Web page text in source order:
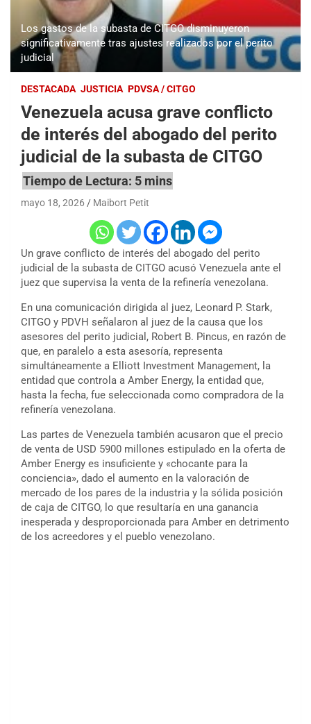
Los gastos de la subasta de CITGO disminuyeron
significativamente tras ajustes realizados por el perito
judicial
DESTACADA JUSTICIA PDVSA / CITGO
Venezuela acusa grave conflicto
de interés del abogado del perito
judicial de la subasta de CITGO
mayo 18, 2026 Maibort Petit
Un grave conflicto de interés del abogado del perito
judicial de la subasta de CITGO acusó Venezuela ante el
juez que supervisa la venta de la refinería venezolana.
En una comunicación dirigida al juez, Leonard P. Stark,
CITGO y PDVH señalaron al juez de la causa que los
asesores del perito judicial, Robert B. Pincus, en razón de
que, en paralelo a esta asesoría, representa
simultáneamente a Elliott Investment Management, la
entidad que controla a Amber Energy, la entidad que,
hasta la fecha, fue seleccionada como compradora de la
refinería venezolana.
Las partes de Venezuela también acusaron que el precio
de venta de USD 5900 millones estipulado en la oferta de
Amber Energy es insuficiente y «chocante para la
conciencia», dado el aumento en la valoración de
mercado de los pares de la industria y la sólida posición
de caja de CITGO, lo que resultaría en una ganancia
inesperada y desproporcionada para Amber en detrimento
de los acreedores y el pueblo venezolano.